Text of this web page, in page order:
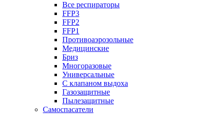
Все респираторы
FFP3
FFP2
FFP1
Противоаэрозольные
Медицинские
Бриз
Многоразовые
Универсальные
С клапаном выдоха
Газозащитные
Пылезащитные
Самоспасатели